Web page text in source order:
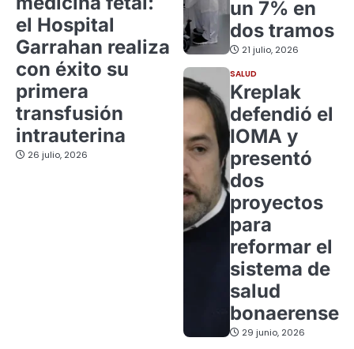
el Hospital
Garrahan realiza
con éxito su
primera
transfusión
intrauterina
26 julio, 2026
un 7% en
dos tramos
21 julio, 2026
SALUD
Kreplak
defendió el
IOMA y
presentó
dos
proyectos
para
reformar el
sistema de
salud
bonaerense
29 junio, 2026